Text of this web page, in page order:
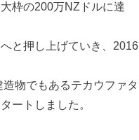
枠の200万NZドルに達
と押し上げていき、2016
物でもあるテカウファタ
ートしました。